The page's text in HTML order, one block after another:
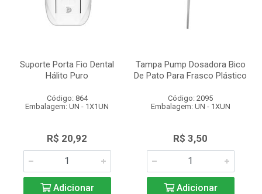
Suporte Porta Fio Dental
Hálito Puro
Código: 864
Embalagem: UN - 1X1UN
R$ 20,92
Adicionar
Tampa Pump Dosadora Bico
De Pato Para Frasco Plástico
Código: 2095
Embalagem: UN - 1XUN
R$ 3,50
Adicionar